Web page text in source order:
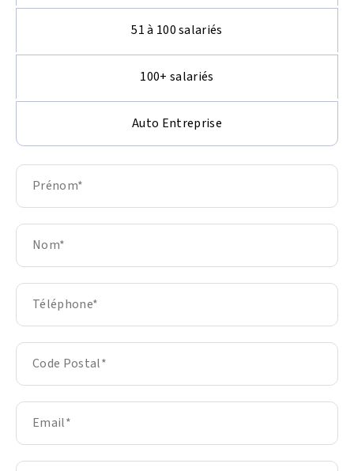
51 à 100 salariés
100+ salariés
Auto Entreprise